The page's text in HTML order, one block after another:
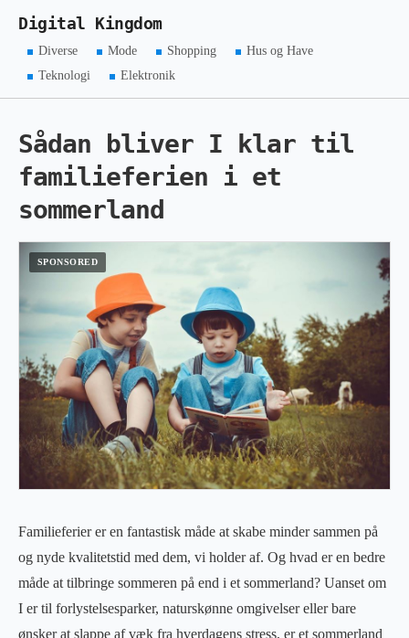
Digital Kingdom
Diverse Mode Shopping
Hus og Have
Teknologi
Elektronik
Sådan bliver I klar til
familieferien i et
sommerland
Familieferier er en fantastisk måde at skabe minder sammen på
og nyde kvalitetstid med dem, vi holder af. Og hvad er en bedre
måde at tilbringe sommeren på end i et sommerland? Uanset om
I er til forlystelsesparker, naturskønne omgivelser eller bare
ønsker at slappe af væk fra hverdagens stress, er et sommerland